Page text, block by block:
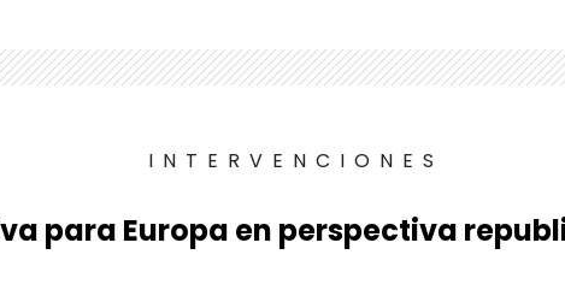
INTERVENCIONES
para Europa en perspectiva